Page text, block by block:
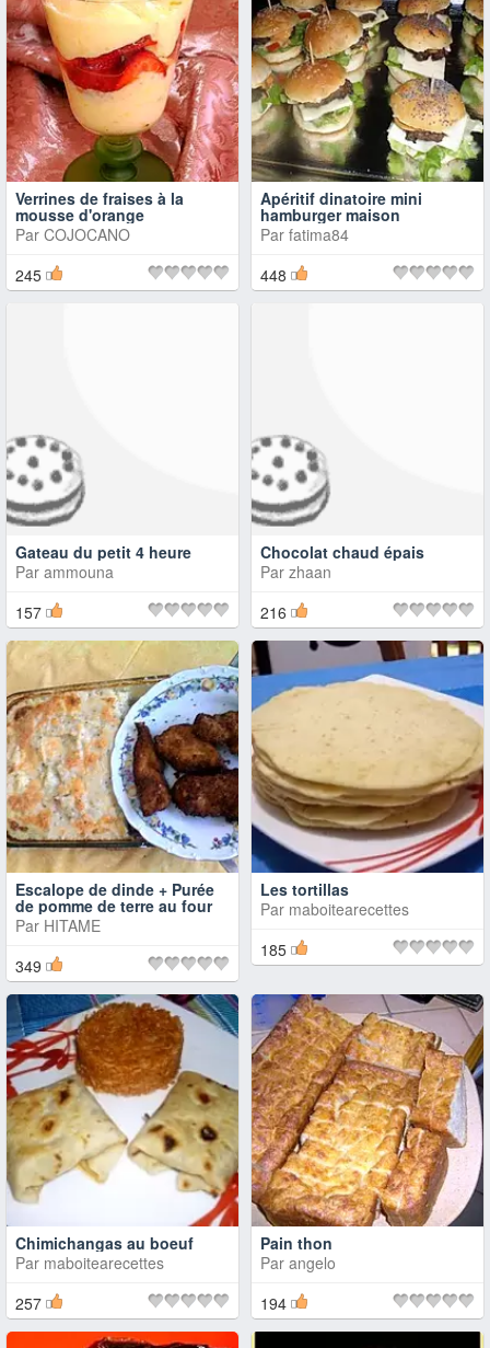
Verrines de fraises à la
mousse d'orange
Par COJOCANO
245
Apéritif dinatoire mini
hamburger maison
Par fatima84
448
Gateau du petit 4 heure
Par ammouna
157
Chocolat chaud épais
Par zhaan
216
Escalope de dinde + Purée
de pomme de terre au four
Par HITAME
349
Les tortillas
Par maboitearecettes
185
Chimichangas au boeuf
Par maboitearecettes
257
Pain thon
Par angelo
194